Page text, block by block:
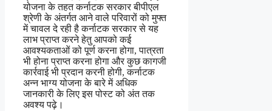
योजना के तहत कर्नाटक सरकार बीपीएल
श्रेणी के अंतर्गत आने वाले परिवारों को मुफ्त
में चावल दे रही है कर्नाटक सरकार से यह
लाभ प्राप्त करने हेतु आपको कई
आवश्यकताओं को पूर्ण करना होगा, पात्रता
भी होना प्राप्त करना होगा और कुछ कागजी
कार्रवाई भी प्रदान करनी होगी, कर्नाटक
अन्न भाग्य योजना के बारे में अधिक
जानकारी के लिए इस पोस्ट को अंत तक
अवश्य पढ़े।